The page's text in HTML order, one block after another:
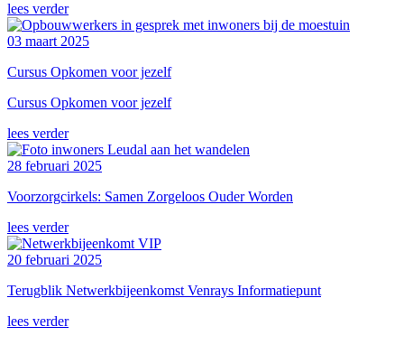
lees verder
03 maart 2025
Cursus Opkomen voor jezelf
Cursus Opkomen voor jezelf
lees verder
28 februari 2025
Voorzorgcirkels: Samen Zorgeloos Ouder Worden
lees verder
20 februari 2025
Terugblik Netwerkbijeenkomst Venrays Informatiepunt
lees verder